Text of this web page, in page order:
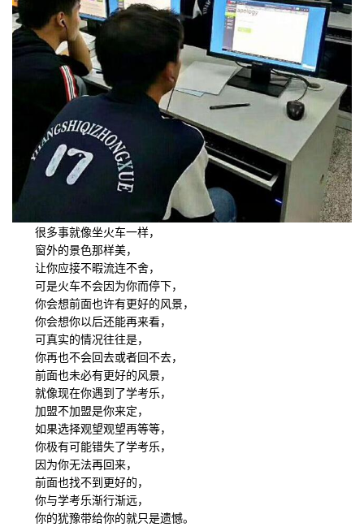
很多事就像坐火车一样，
窗外的景色那样美，
让你应接不暇流连不舍，
可是火车不会因为你而停下，
你会想前面也许有更好的风景，
你会想你以后还能再来看，
可真实的情况往往是，
你再也不会回去或者回不去，
前面也未必有更好的风景，
就像现在你遇到了学考乐，
加盟不加盟是你来定，
如果选择观望观望再等等，
你极有可能错失了学考乐，
因为你无法再回来，
前面也找不到更好的，
你与学考乐渐行渐远，
你的犹豫带给你的就只是遗憾。